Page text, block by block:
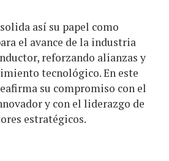
así su papel como
el avance de la industria
reforzando alianzas y
tecnológico. En este
su compromiso con el
y con el liderazgo de
estratégicos.